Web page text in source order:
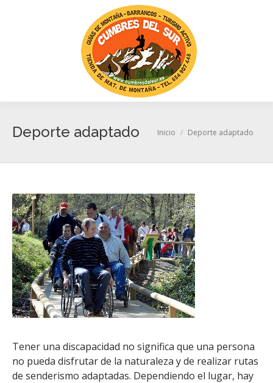
Deporte adaptado Estás aquí:
Inicio Deporte adaptado
Tener una discapacidad no significa que una persona
no pueda disfrutar de la naturaleza y de realizar rutas
de senderismo adaptadas. Dependiendo el lugar, hay